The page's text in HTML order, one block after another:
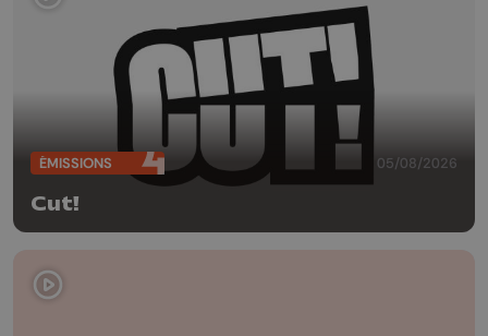
ÉMISSIONS 05/08/2026
Cut!